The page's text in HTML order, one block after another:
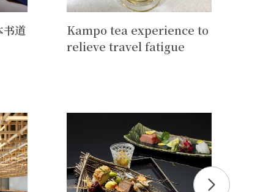
书道
Kampo tea experience to
relieve travel fatigue